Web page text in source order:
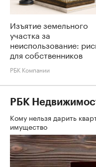
Изъятие земельного
участка за
неиспользование:
для собственников
РБК Компании
РБК
Кому нельзя дарить
имущество